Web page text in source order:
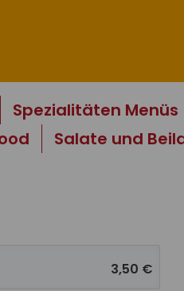
Spezialitäten Menüs
Salate und
3,50 €